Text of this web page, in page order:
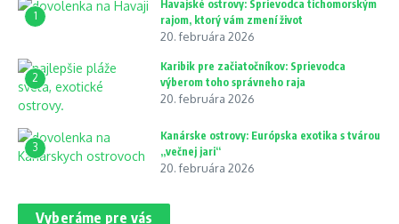
1
Havajské ostrovy: Sprievodca tichomorským
rajom, ktorý vám zmení život
20. februára 2026
2
Karibik pre začiatočníkov: Sprievodca
výberom toho správneho raja
20. februára 2026
3
Kanárske ostrovy: Európska exotika s tvárou
„večnej jari“
20. februára 2026
Vyberáme pre vás